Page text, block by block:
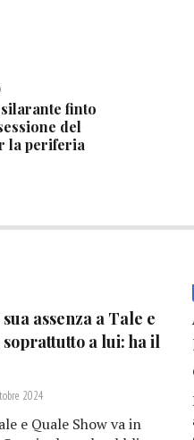
finto
del
la periferia
assenza a Tale e
soprattutto a lui: ha il
2024
e Quale Show va in